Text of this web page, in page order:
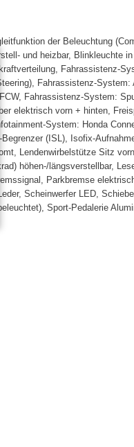
der Beleuchtung
und heizbar, Blinkleuchte
Fahrassistenz-
Fahrassistenz-System:
Fahrassistenz-System:
elektrisch vorn + hinten,
System: Honda
(ISL), Isofix-
Lendenwirbelstütze Sitz
höhen-/längsverstellbar,
Parkbremse
Scheinwerfer LED,
Sport-Pedalerie